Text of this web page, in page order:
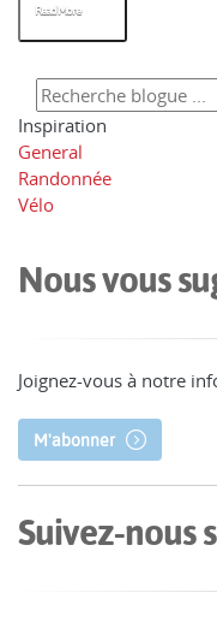
Read More
Inspiration
General
Randonnée
Vélo
Nous vous
Joignez-vous à notre
M'abonner
Suivez-nous